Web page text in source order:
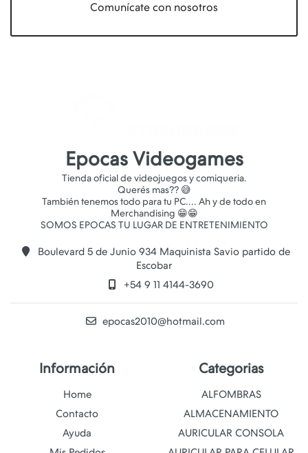
Comunícate con nosotros
Epocas Videogames
Tienda oficial de videojuegos y comiqueria.
Querés mas?? 😅
También tenemos todo para tu PC.... Ah y de todo en
Merchandising 😁😁
Boulevard 5 de Junio 934 Maquinista Savio partido de
Escobar
+54 9 11 4144-3690
epocas2010@hotmail.com
Información
Home
Contacto
Ayuda
Categorias
ALFOMBRAS
ALMACENAMIENTO
AURICULAR CONSOLA